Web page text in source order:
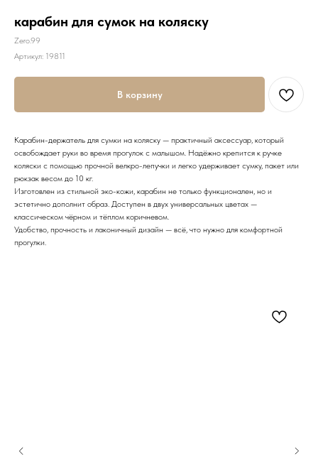
карабин для сумок на коляску
Zero.99
Артикул: 19811
В корзину
Карабин-держатель для сумки на коляску — практичный аксессуар, который
освобождает руки во время прогулок с малышом. Надёжно крепится к ручке
коляски с помощью прочной велкро-лепучки и легко удерживает сумку, пакет или
рюкзак весом до 10 кг.
Изготовлен из стильной эко-кожи, карабин не только функционален, но и
эстетично дополнит образ. Доступен в двух универсальных цветах —
классическом чёрном и тёплом коричневом.
Удобство, прочность и лаконичный дизайн — всё, что нужно для комфортной
прогулки.